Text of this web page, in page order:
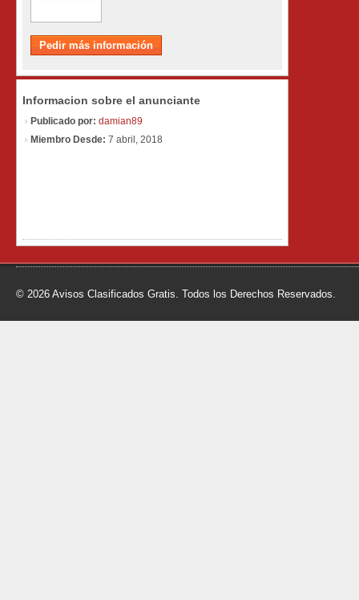
Informacion sobre el anunciante
Publicado por: damian89
Miembro Desde: 7 abril, 2018
© 2026 Avisos Clasificados Gratis. Todos los Derechos Reservados.